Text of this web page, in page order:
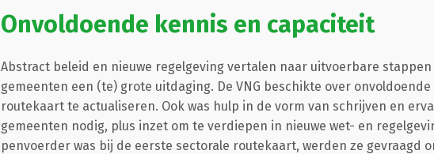
Onvoldoende kennis en capaciteit
Abstract beleid en nieuwe regelgeving vertalen naar uitvoerbare
gemeenten een (te) grote uitdaging. De VNG beschikte over
routekaart te actualiseren. Ook was hulp in de vorm van schrijven en
gemeenten nodig, plus inzet om te verdiepen in nieuwe wet- en
penvoerder was bij de eerste sectorale routekaart, werden ze gevraagd